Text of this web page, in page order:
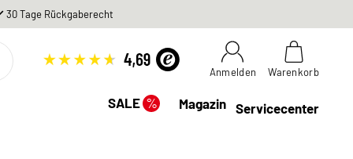
30 Tage Rückgaberecht
Anmelden Warenkorb
SALE% Magazin Servicecenter